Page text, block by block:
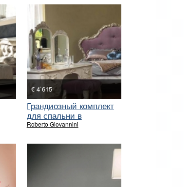
€ 4`615
Грандиозный комплект
для спальни в
королевском стиле.
Roberto Giovannini